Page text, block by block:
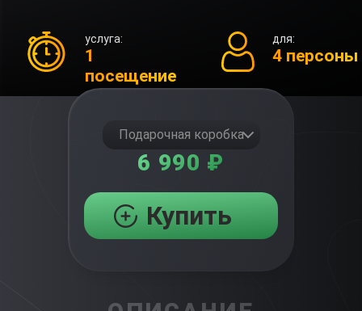
услуга:
1
посещение
для:
4 персоны
Подарочная коробка
6 990 ₽
Купить